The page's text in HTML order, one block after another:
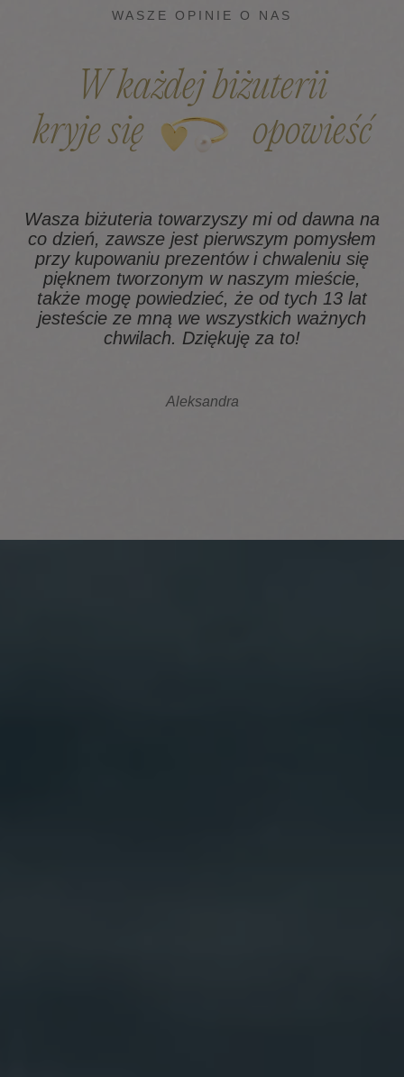
WASZE OPINIE O NAS
W każdej biżuterii
kryje się
opowieść
Wasza biżuteria towarzyszy mi od dawna na
co dzień, zawsze jest pierwszym pomysłem
przy kupowaniu prezentów i chwaleniu się
pięknem tworzonym w naszym mieście,
także mogę powiedzieć, że od tych 13 lat
jesteście ze mną we wszystkich ważnych
chwilach. Dziękuję za to!
Aleksandra